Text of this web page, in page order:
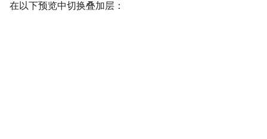
在以下预览中切换叠加层：